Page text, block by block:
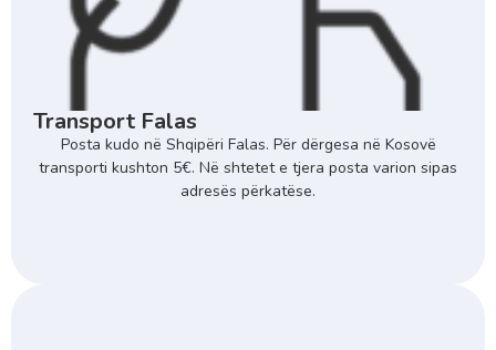
Transport Falas
Posta kudo në Shqipëri Falas. Për dërgesa në Kosovë
transporti kushton 5€. Në shtetet e tjera posta varion sipas
adresës përkatëse.